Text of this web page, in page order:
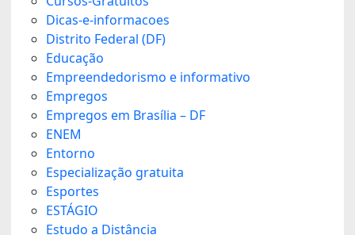
Dicas-e-informacoes
Distrito Federal (DF)
Educação
Empreendedorismo e informativo
Empregos
Empregos em Brasília – DF
ENEM
Entorno
Especialização gratuita
Esportes
ESTÁGIO
Estudo a Distância